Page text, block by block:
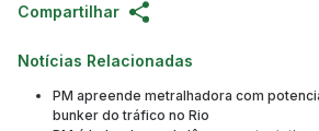
Compartilhar
Notícias Relacionadas
PM apreende metralhadora com
bunker do tráfico no Rio